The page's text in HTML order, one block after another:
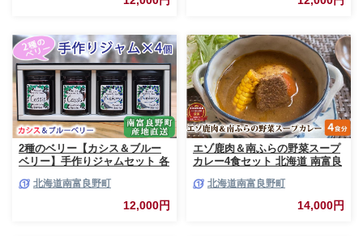
2種のベリー【カシス＆ブルー
ベリー】手作りジャムセット 各
ベリー カシス ブルーベリー ソ
ース 果実 てんさい糖 無農薬 甘
北海道南富良野町
12,000円
エゾ鹿肉＆南ふらの野菜スープ
カレー4食セット 北海道 南富良
スープカレー セット 詰合せ 加
北海道南富良野町
14,000円